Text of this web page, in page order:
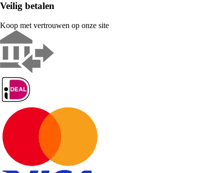
Veilig betalen
Koop met vertrouwen op onze site